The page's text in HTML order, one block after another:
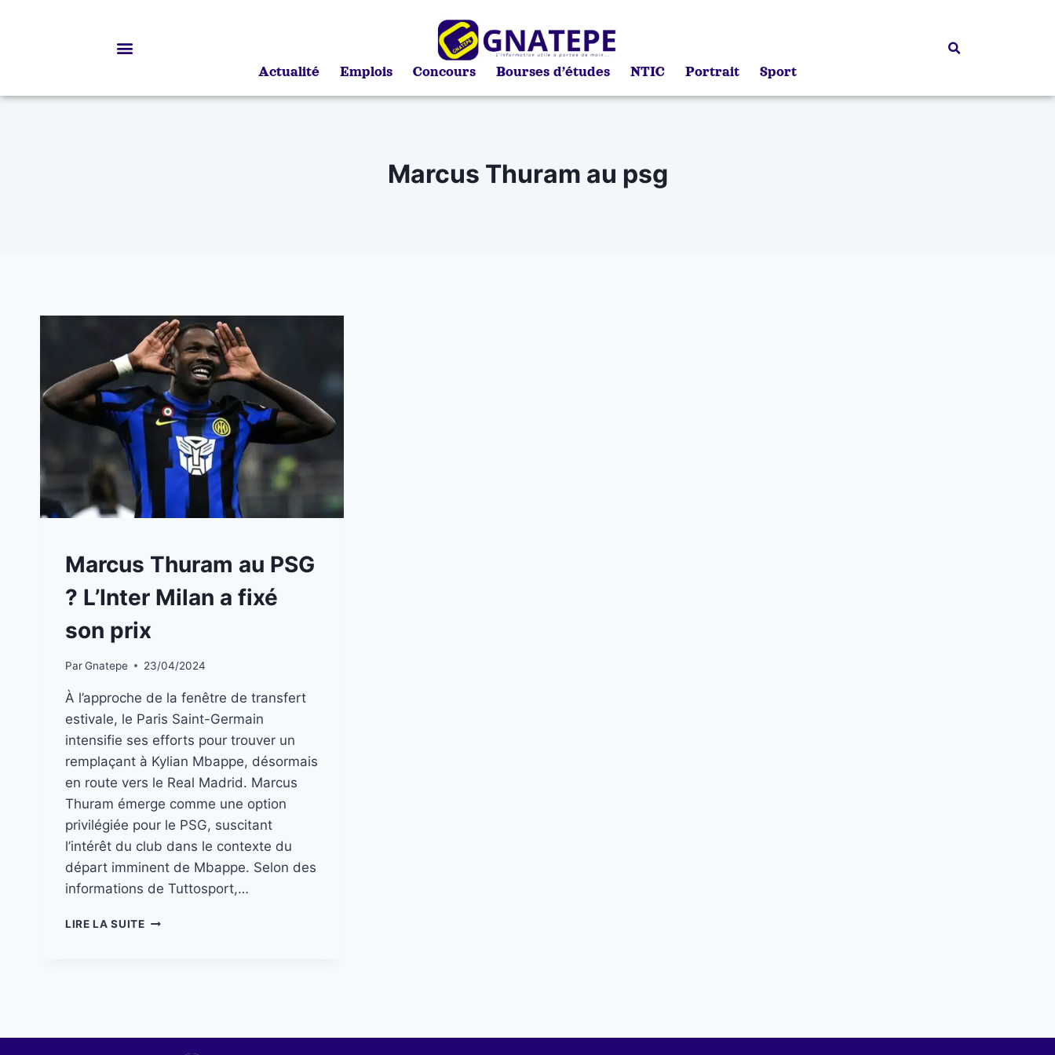
Actualité Emplois Concours Bourses d’études NTIC Portrait Sport
Marcus Thuram au psg
A
LA
STARS
Marcus Thuram au PSG
? L’Inter Milan a fixé
son prix
ParGnatepe 23/04/2024
À l’approche de la fenêtre de transfert
estivale, le Paris Saint-Germain
intensifie ses efforts pour trouver un
remplaçant à Kylian Mbappe, désormais
en route vers le Real Madrid. Marcus
Thuram émerge comme une option
privilégiée pour le PSG, suscitant
l’intérêt du club dans le contexte du
départ imminent de Mbappe. Selon des
informations de Tuttosport,…
LIRE LA SUITE